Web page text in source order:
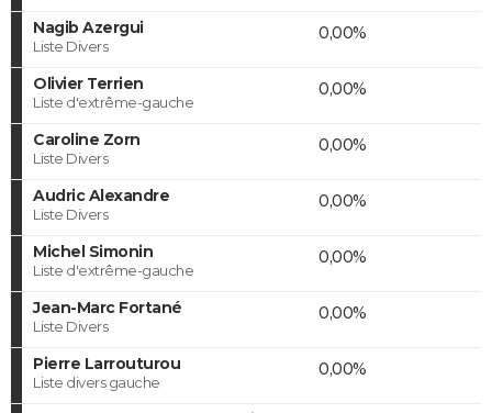
Nagib Azergui
Liste Divers
0,00%
Olivier Terrien
Liste d'extrême-gauche
0,00%
Caroline Zorn
Liste Divers
0,00%
Audric Alexandre
Liste Divers
0,00%
Michel Simonin
Liste d'extrême-gauche
0,00%
Jean-Marc Fortané
Liste Divers
0,00%
Pierre Larrouturou
Liste divers gauche
0,00%